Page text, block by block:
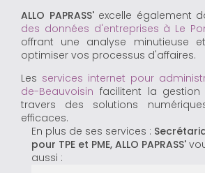
ALLO PAPRASS'excelle également
des données d'entreprises à Le
offrant une analyse minutieuse
optimiser vos processus d'affaires.
Les services internet pour
de-Beauvoisin facilitent la
travers des solutions
efficaces.
En plus de ses services :
pour TPE et PME, ALLO PAPRASS'
aussi :